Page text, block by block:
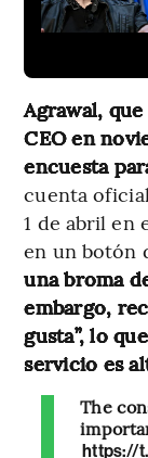
Agrawal,
CEO en
encuesta
cuenta
1 de abril en
en un botón
una broma
embargo,
gusta”, lo
servicio es
The
https://